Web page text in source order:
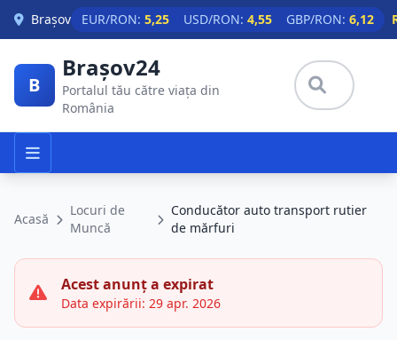
Skip to main content
Brașov EUR/RON: 5,25 USD/RON: 4,55 GBP/RON: 6,12
B
Brașov24
Portalul tău către viața din
România
Acasă
Locuri de
Muncă
Conducător auto transport rutier
de mărfuri
Acest anunț a expirat
Data expirării: 29 apr. 2026